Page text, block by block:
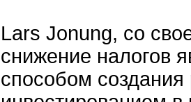
Lars Jonung, со
снижение налогов
способом